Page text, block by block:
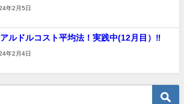
年2月5日
アルドルコスト平均法！実践中(12月目）‼
年2月4日